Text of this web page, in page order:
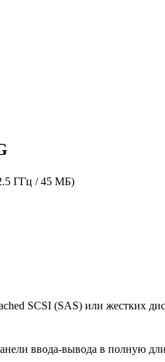
ГГц / 45 МБ)
SCSI (SAS) или жестких
ввода-вывода в полную